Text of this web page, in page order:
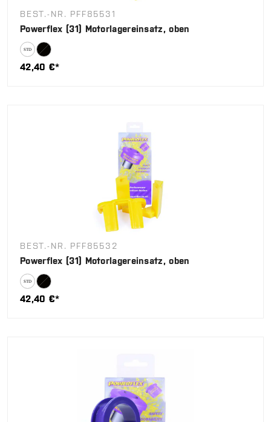
BEST.-NR. PFF85531
Powerflex (31) Motorlagereinsatz, oben
42,40 €*
BEST.-NR. PFF85532
Powerflex (31) Motorlagereinsatz, oben
42,40 €*